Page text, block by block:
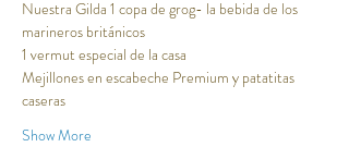
Nuestra Gilda 1 copa de grog- la bebida de los
marineros británicos
1 vermut especial de la casa
Mejillones en escabeche Premium y patatitas
caseras
Show More